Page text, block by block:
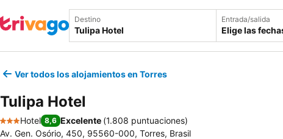
Destino Entrada/salida
Elige las
Ver todos los alojamientos en Torres
Tulipa Hotel
3 Estrellas
Hotel 8,6 Excelente (1.808 puntuaciones)
Av. Gen. Osório, 450, 95560-000, Torres, Brasil